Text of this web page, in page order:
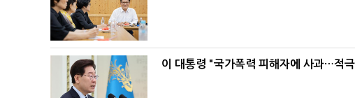
이 대통령 "국가폭력 피해자에 사과…적